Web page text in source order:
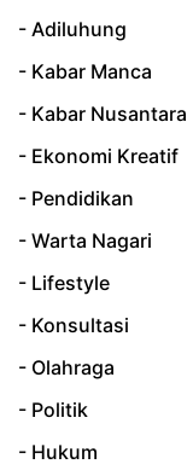
- Adiluhung
- Kabar Manca
- Kabar Nusantara
- Ekonomi Kreatif
- Pendidikan
- Warta Nagari
- Lifestyle
- Konsultasi
- Olahraga
- Politik
- Hukum